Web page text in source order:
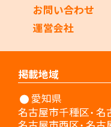
お問い合わせ
運営会社
掲載地域
愛知県
名古屋市千種区 名